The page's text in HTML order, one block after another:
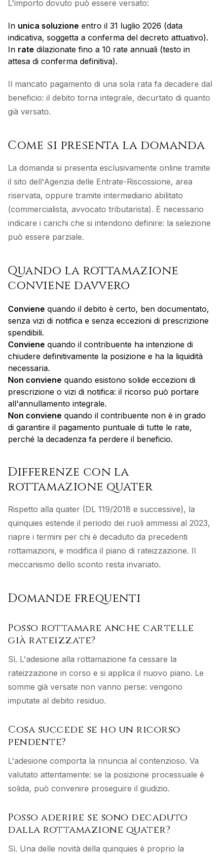
L'importo dovuto può essere versato:
In unica soluzione entro il 31 luglio 2026 (data
indicativa, soggetta a conferma del decreto attuativo).
In rate dilazionate fino a 10 rate annuali (testo in
attesa di conferma definitiva).
Il mancato pagamento di una sola rata fa decadere dal
beneficio: il debito torna integrale, decurtato di quanto
già versato.
Come si presenta la domanda
La domanda si presenta esclusivamente online tramite
il sito dell'Agenzia delle Entrate-Riscossione, area
riservata, oppure tramite intermediario abilitato
(commercialista, avvocato tributarista). È necessario
indicare i carichi che si intendono definire: la selezione
può essere parziale.
Quando la rottamazione
conviene davvero
Conviene quando il debito è certo, ben documentato,
senza vizi di notifica e senza eccezioni di prescrizione
spendibili.
Conviene quando il contribuente ha intenzione di
chiudere definitivamente la posizione e ha la liquidità
necessaria.
Non conviene quando esistono solide eccezioni di
prescrizione o vizi di notifica: il ricorso può portare
all'annullamento integrale.
Non conviene quando il contribuente non è in grado
di garantire il pagamento puntuale di tutte le rate,
perché la decadenza fa perdere il beneficio.
Differenze con la
rottamazione quater
Rispetto alla quater (DL 119/2018 e successive), la
quinquies estende il periodo dei ruoli ammessi al 2023,
riapre i termini per chi è decaduto da precedenti
rottamazioni, e modifica il piano di rateizzazione. Il
meccanismo dello sconto resta invariato.
Domande frequenti
Posso rottamare anche cartelle
già rateizzate?
Sì. L'adesione alla rottamazione fa cessare la
rateizzazione in corso e si applica il nuovo piano. Le
somme già versate non vanno perse: vengono
imputate al debito residuo.
Cosa succede se ho un ricorso
pendente?
L'adesione comporta la rinuncia al contenzioso. Va
valutato attentamente: se la posizione processuale è
solida, può convenire proseguire il giudizio.
Posso aderire se sono decaduto
dalla rottamazione quater?
Sì. Una delle novità della quinquies è proprio la